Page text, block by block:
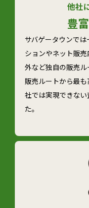
他社
豊
サバゲータウンで
ションやネット販
外など独自の販売
販売ルートから最
社では実現できな
た。